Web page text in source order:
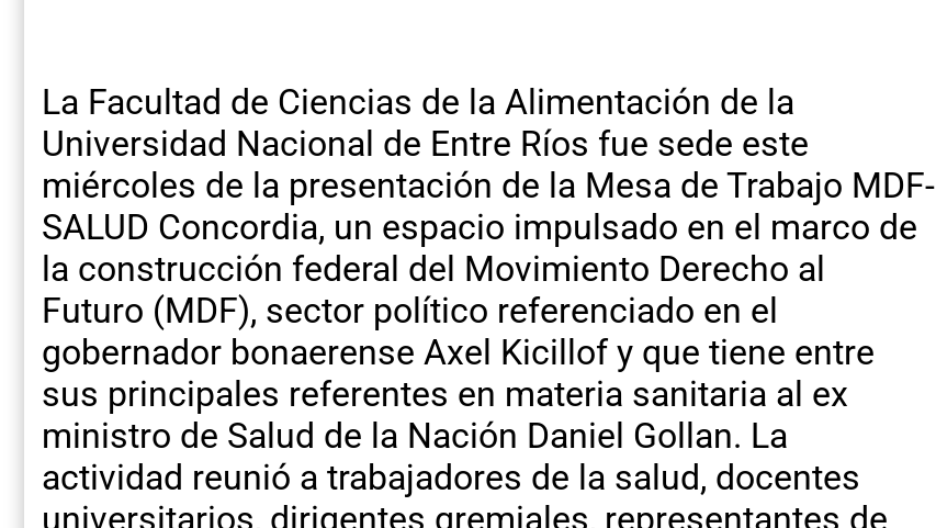
La Facultad de Ciencias de la Alimentación de la
Universidad Nacional de Entre Ríos fue sede este
miércoles de la presentación de la Mesa de Trabajo MDF-
SALUD Concordia, un espacio impulsado en el marco de
la construcción federal del Movimiento Derecho al
Futuro (MDF), sector político referenciado en el
gobernador bonaerense Axel Kicillof y que tiene entre
sus principales referentes en materia sanitaria al ex
ministro de Salud de la Nación Daniel Gollan. La
actividad reunió a trabajadores de la salud, docentes
universitarios, dirigentes gremiales, representantes de